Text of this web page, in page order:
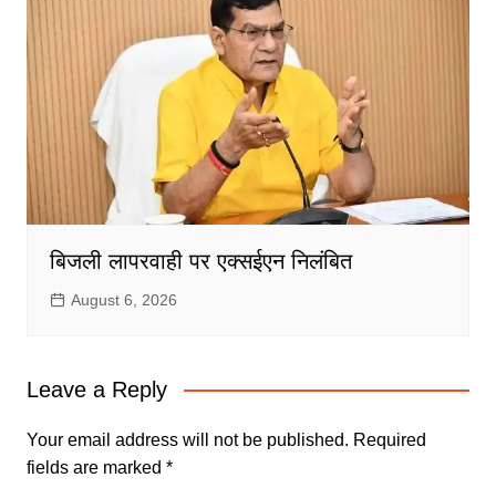
बिजली लापरवाही पर एक्सईएन निलंबित
August 6, 2026
Leave a Reply
Your email address will not be published. Required
fields are marked *